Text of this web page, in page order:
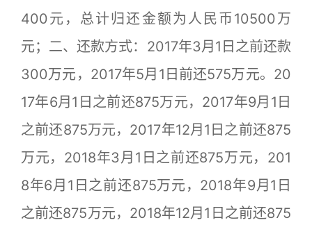
400元，总计归还金额为人民币10500万
元；二、还款方式：2017年3月1日之前还款
300万元，2017年5月1日前还575万元。20
17年6月1日之前还875万元，2017年9月1日
之前还875万元，2017年12月1日之前还875
万元，2018年3月1日之前还875万元，201
8年6月1日之前还875万元，2018年9月1日
之前还875万元，2018年12月1日之前还875